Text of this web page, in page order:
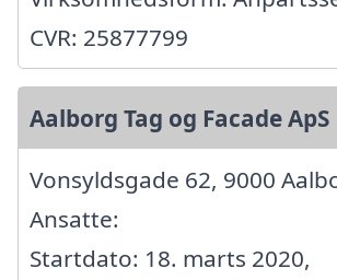
CVR: 25877799
Aalborg Tag og Facade ApS
Vonsyldsgade 62, 9000
Ansatte:
Startdato: 18. marts 2020,